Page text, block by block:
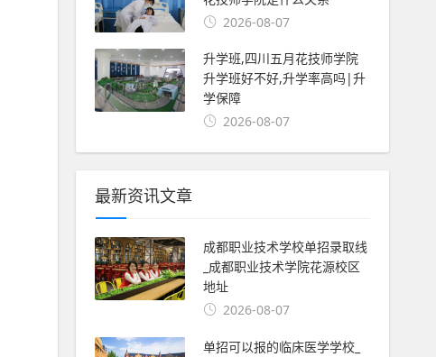
2026-08-07
升学班,四川五月花技师学院
升学班好不好,升学率高吗|升
学保障
2026-08-07
最新资讯文章
成都职业技术学校单招录取线
_成都职业技术学院花源校区
地址
2026-08-07
单招可以报的临床医学学校_